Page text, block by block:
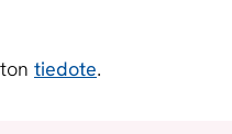
tiedote.